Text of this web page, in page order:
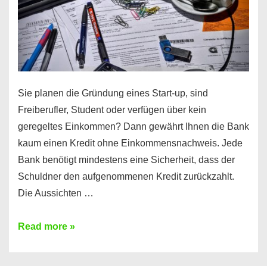
Sie planen die Gründung eines Start-up, sind
Freiberufler, Student oder verfügen über kein
geregeltes Einkommen? Dann gewährt Ihnen die Bank
kaum einen Kredit ohne Einkommensnachweis. Jede
Bank benötigt mindestens eine Sicherheit, dass der
Schuldner den aufgenommenen Kredit zurückzahlt.
Die Aussichten …
Mit
Read more »